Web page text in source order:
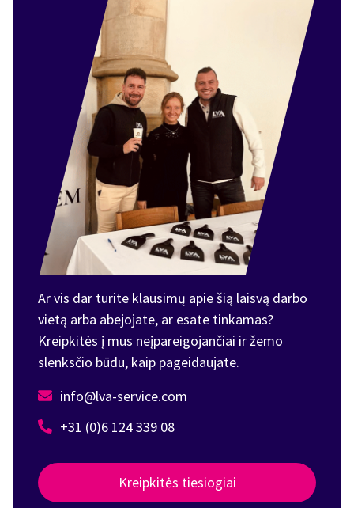
Ar vis dar turite klausimų apie šią laisvą darbo
vietą arba abejojate, ar esate tinkamas?
Kreipkitės į mus neįpareigojančiai ir žemo
slenksčio būdu, kaip pageidaujate.
info@lva-service.com
+31 (0)6 124 339 08
Kreipkitės tiesiogiai